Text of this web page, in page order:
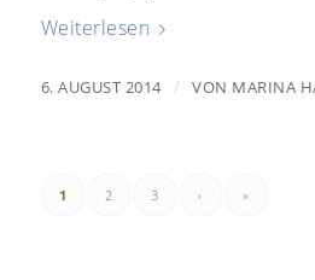
Weiterlesen
6. AUGUST 2014 / VON MARINA
1 2 3 › »